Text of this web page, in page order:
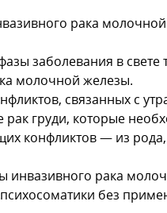
рака
заболевания в
молочной железы.
связанных с
груди, которые
— из рода,
рака
без